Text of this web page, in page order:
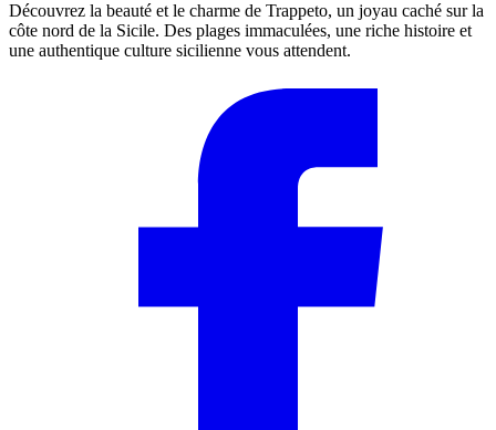
Découvrez la beauté et le charme de Trappeto, un joyau caché sur la
côte nord de la Sicile. Des plages immaculées, une riche histoire et
une authentique culture sicilienne vous attendent.